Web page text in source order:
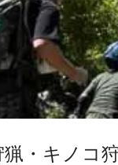
・キノコ